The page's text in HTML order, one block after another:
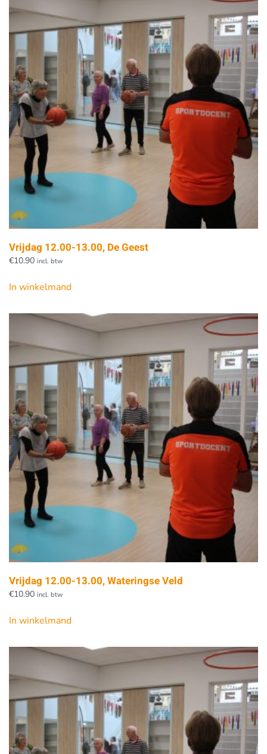
Vrijdag 12.00-13.00, De Geest
€10.90 incl. btw
In winkelmand
Vrijdag 12.00-13.00, Wateringse Veld
€10.90 incl. btw
In winkelmand